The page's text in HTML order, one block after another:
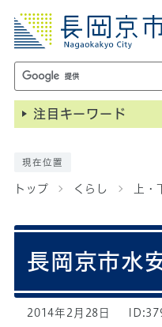
注目キーワード
現在位置
トップ くらし 上・
長岡京市水
2014年2月28日